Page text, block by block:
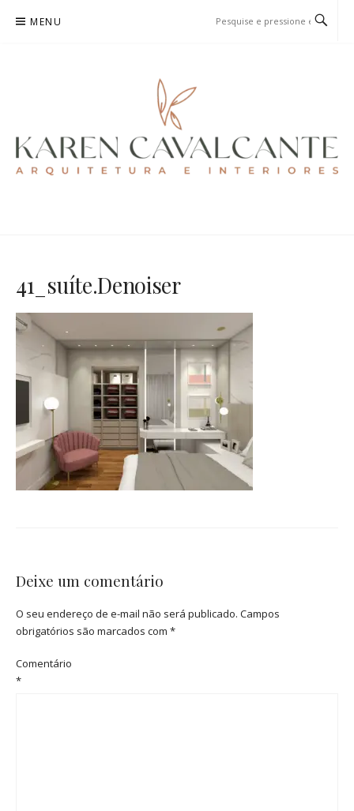
para
MENU
41_suíte.Denoiser
Deixe um comentário
O seu endereço de e-mail não será publicado. Campos
obrigatórios são marcados com *
Comentário
*